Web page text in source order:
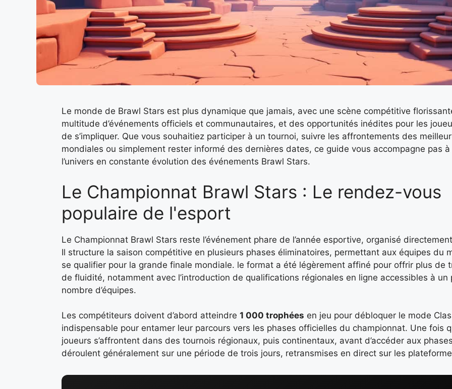
Le monde de Brawl Stars est plus dynamique que jamais, avec une scène compétitive
multitude d’événements officiels et communautaires, et des opportunités inédites pour les
de s’impliquer. Que vous souhaitiez participer à un tournoi, suivre les affrontements des
mondiales ou simplement rester informé des dernières dates, ce guide vous accompagne pas
l’univers en constante évolution des événements Brawl Stars.
Le Championnat Brawl Stars : Le rendez-vous
populaire de l'esport
Le Championnat Brawl Stars reste l’événement phare de l’année esportive, organisé
Il structure la saison compétitive en plusieurs phases éliminatoires, permettant aux équipes du
se qualifier pour la grande finale mondiale. le format a été légèrement affiné pour offrir plus de
de fluidité, notamment avec l’introduction de qualifications régionales en ligne accessibles à un
nombre d’équipes.
Les compétiteurs doivent d’abord atteindre 1 000 trophées en jeu pour débloquer le mode
indispensable pour entamer leur parcours vers les phases officielles du championnat. Une fois
joueurs s’affrontent dans des tournois régionaux, puis continentaux, avant d’accéder aux
déroulent généralement sur une période de trois jours, retransmises en direct sur les